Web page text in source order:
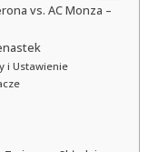
vs. AC Monza –
i Ustawienie